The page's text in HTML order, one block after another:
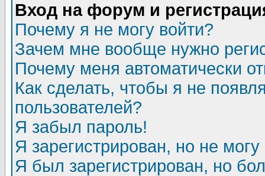
Вход на форум и
Почему я не могу войти?
Зачем мне вообще нужно
Почему меня автоматически
Как сделать, чтобы я не
пользователей?
Я забыл пароль!
Я зарегистрирован, но не могу
Я был зарегистрирован, но